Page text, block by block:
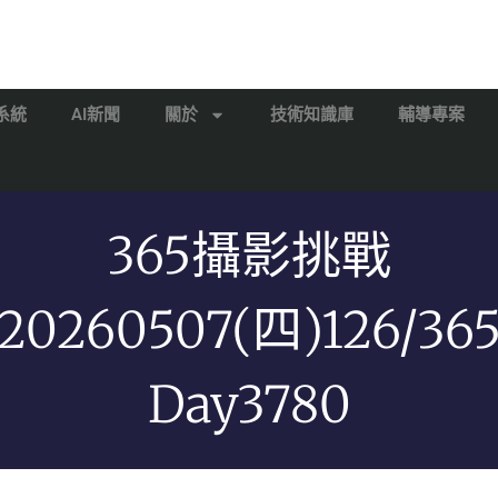
統 AI新聞 關於 技術知識庫 輔導專案
365攝影挑戰
四)126/
Day3780